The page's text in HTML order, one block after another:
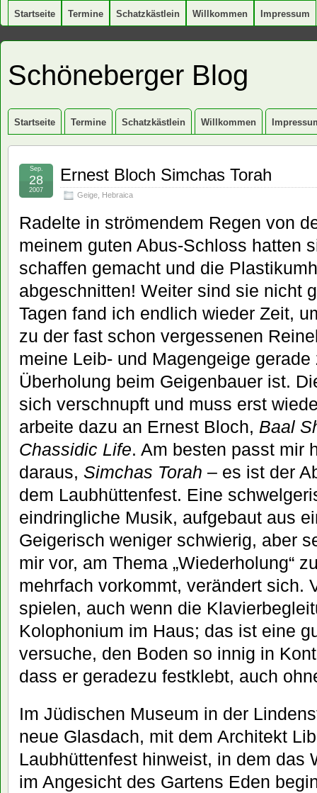
Startseite Termine Schatzkästlein Willkommen Impressum
Schöneberger Blog
Startseite Termine Schatzkästlein Willkommen
Ernest Bloch Simchas Torah
Geige Hebraica
Sep.
28
2007
Radelte in strömendem Regen von
meinem guten Abus-Schloss hatten
schaffen gemacht und die
abgeschnitten! Weiter sind sie nicht
Tagen fand ich endlich wieder Zeit,
zu der fast schon vergessenen
meine Leib- und Magengeige
Überholung beim Geigenbauer ist.
sich verschnupft und muss erst
arbeite dazu an Ernest Bloch, Baal
Chassidic Life. Am besten passt mir
daraus, Simchas Torah – es ist der
dem Laubhüttenfest. Eine
eindringliche Musik, aufgebaut aus
Geigerisch weniger schwierig, aber
mir vor, am Thema „Wiederholung“
mehrfach vorkommt, verändert sich.
spielen, auch wenn die
Kolophonium im Haus; das ist eine
versuche, den Boden so innig in
dass er geradezu festklebt, auch
Im Jüdischen Museum in der
neue Glasdach, mit dem Architekt
Laubhüttenfest hinweist, in dem das
im Angesicht des Gartens Eden